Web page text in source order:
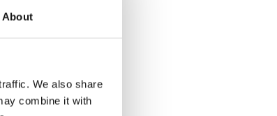
About
We also share
combine it with
sui
un cliente per il
hanno il